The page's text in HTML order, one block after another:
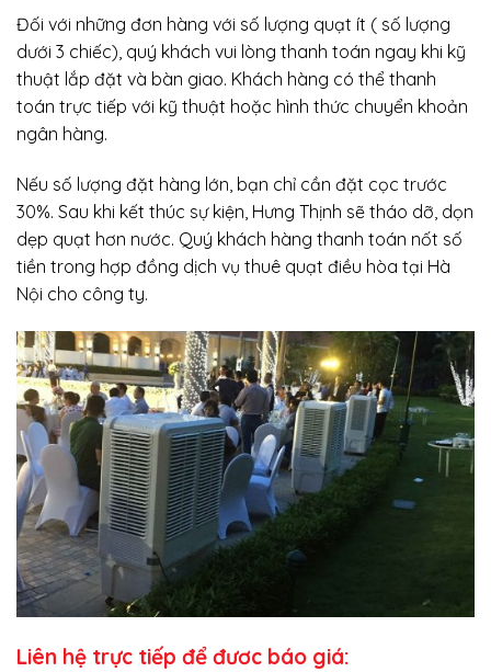
Đối với những đơn hàng với số lượng quạt ít ( số lượng
dưới 3 chiếc), quý khách vui lòng thanh toán ngay khi kỹ
thuật lắp đặt và bàn giao. Khách hàng có thể thanh
toán trực tiếp với kỹ thuật hoặc hình thức chuyển khoản
ngân hàng.
Nếu số lượng đặt hàng lớn, bạn chỉ cần đặt cọc trước
30%. Sau khi kết thúc sự kiện, Hưng Thịnh sẽ tháo dỡ, dọn
dẹp quạt hơn nước. Quý khách hàng thanh toán nốt số
tiền trong hợp đồng dịch vụ thuê quạt điều hòa tại Hà
Nội cho công ty.
Liên hệ trực tiếp để đươc báo giá: